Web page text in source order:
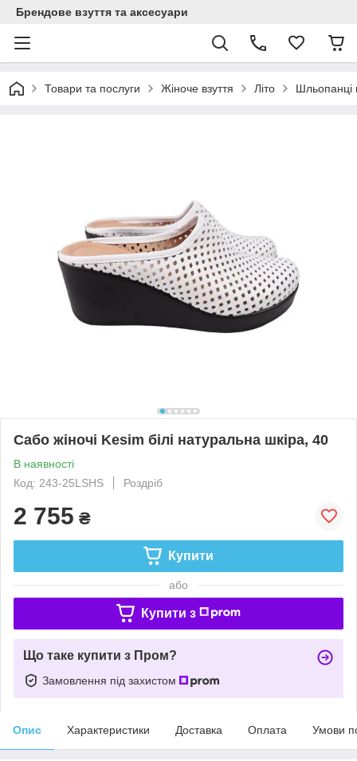
Брендове взуття та аксесуари
Товари та послуги Жіноче взуття Літо Шльопанці
Сабо жіночі Kesim білі натуральна шкіра, 40
В наявності
Код: 243-25LSHS
Роздріб
2 755 ₴
Купити
або
Купити з
Що таке купити з Пром?
Замовлення під захистом
Опис Характеристики Доставка Оплата Умови